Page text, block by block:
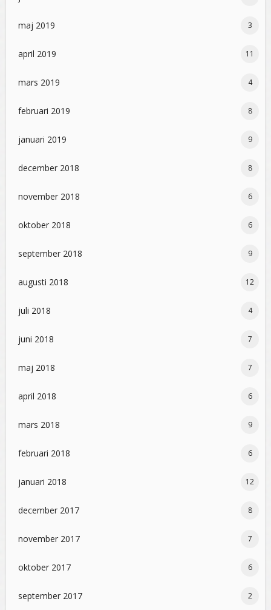
maj 2019 3
april 2019 11
mars 2019 4
februari 2019 8
januari 2019 9
december 2018 8
november 2018 6
oktober 2018 6
september 2018 9
augusti 2018 12
juli 2018 4
juni 2018 7
maj 2018 7
april 2018 6
mars 2018 9
februari 2018 6
januari 2018 12
december 2017 8
november 2017 7
oktober 2017 6
september 2017 2